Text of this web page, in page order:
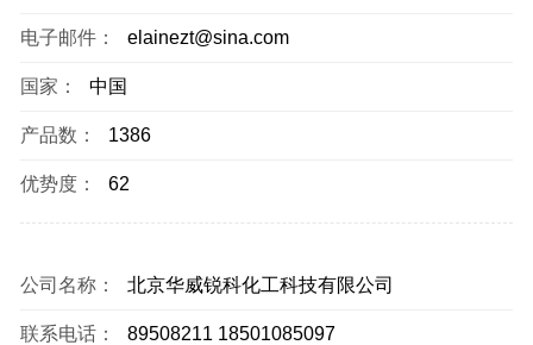
电子邮件： elainezt@sina.com
国家： 中国
产品数： 1386
优势度： 62
公司名称： 北京华威锐科化工科技有限公司
联系电话： 89508211 18501085097